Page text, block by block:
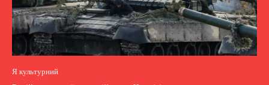
Я культурний